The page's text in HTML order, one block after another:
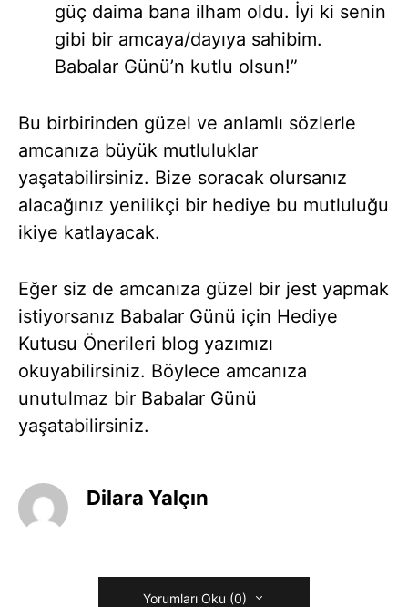
güç daima bana ilham oldu. İyi ki senin
gibi bir amcaya/dayıya sahibim.
Babalar Günü’n kutlu olsun!”
Bu birbirinden güzel ve anlamlı sözlerle
amcanıza büyük mutluluklar
yaşatabilirsiniz. Bize soracak olursanız
alacağınız yenilikçi bir hediye bu mutluluğu
ikiye katlayacak.
Eğer siz de amcanıza güzel bir jest yapmak
istiyorsanız Babalar Günü için Hediye
Kutusu Önerileri blog yazımızı
okuyabilirsiniz. Böylece amcanıza
unutulmaz bir Babalar Günü
yaşatabilirsiniz.
Dilara Yalçın
Yorumları Oku (0)